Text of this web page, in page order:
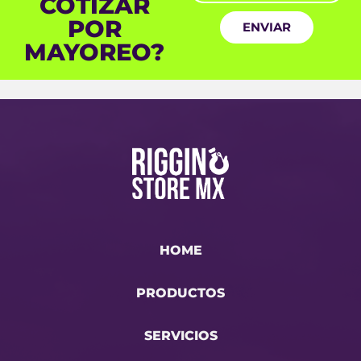
RA
POR
MAYOREO?
ENVIAR
HOME
PRODUCTOS
SERVICIOS